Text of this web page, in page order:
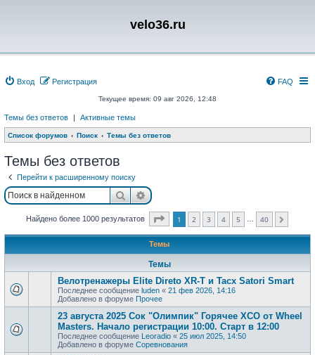
velo36.ru
Вход Регистрация FAQ
Текущее время: 09 авг 2026, 12:48
Темы без ответов | Активные темы
Список форумов Поиск Темы без ответов
Темы без ответов
Перейти к расширенному поиску
ПоискРасширенный поиск
Найдено более 1000 результатов Страница из
1 2 3 4 5 40
Темы
Темы
Велотренажеры Elite Direto XR-T и Tacx Satori Smart
Последнее сообщение luden « 21 фев 2026, 14:16
Добавлено в форуме Прочее
23 августа 2025 Сок "Олимпик" Горячее XCO от Wheel
Masters. Начало регистрации 10:00. Старт в 12:00
Последнее сообщение Leoradio « 25 июл 2025, 14:50
Добавлено в форуме Соревнования